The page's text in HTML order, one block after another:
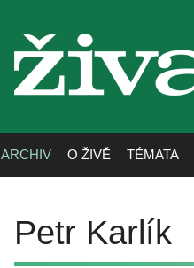
živa
ARCHIV O ŽIVĚ TÉMATA
Petr Karlík